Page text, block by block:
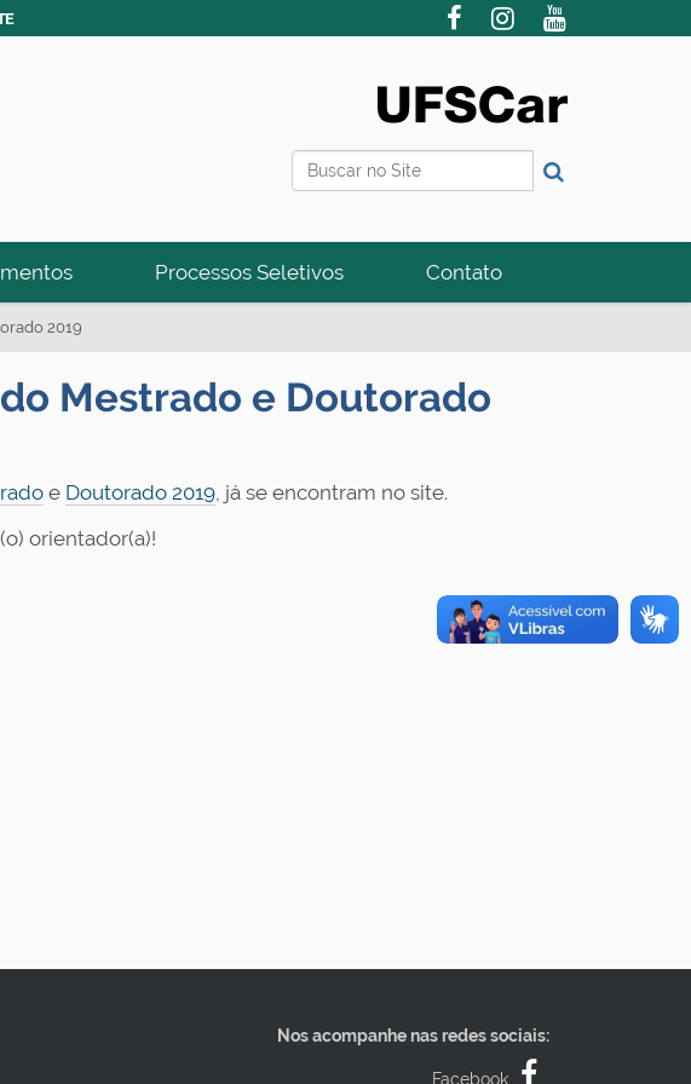
Busca
Processos Seletivos Contato
2019
Mestrado e Doutorado
e Doutorado 2019, já se encontram no site.
orientador(a)!
Nos acompanhe nas redes sociais:
Facebook